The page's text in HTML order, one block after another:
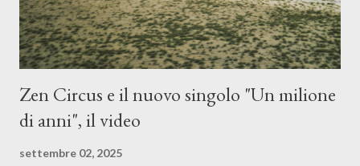
Zen Circus e il nuovo singolo "Un milione
di anni", il video
settembre 02, 2025